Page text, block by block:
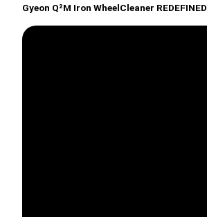
Gyeon Q²M Iron WheelCleaner REDEFINED